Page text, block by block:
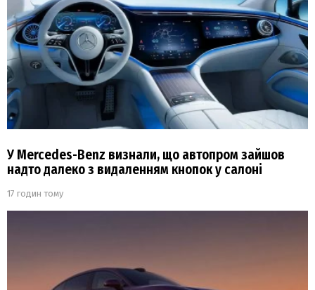
У Mercedes-Benz визнали, що автопром зайшов
надто далеко з видаленням кнопок у салоні
17 годин тому